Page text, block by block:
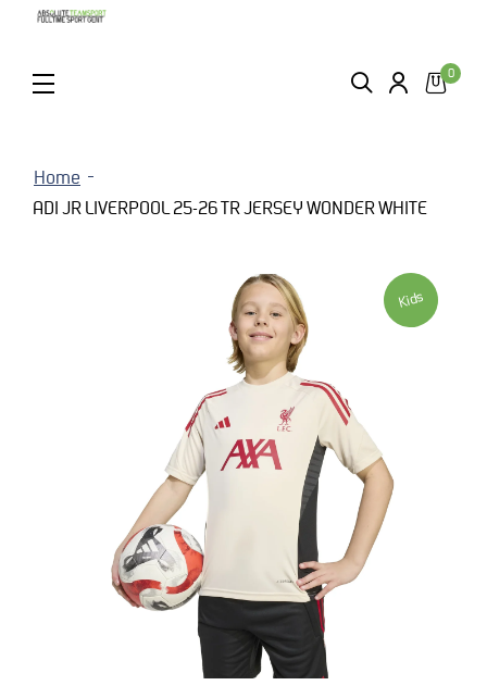
ZOEKEN LOGIN
0
Home
ADI JR LIVERPOOL 25-26 TR JERSEY WONDER WHITE
Kids